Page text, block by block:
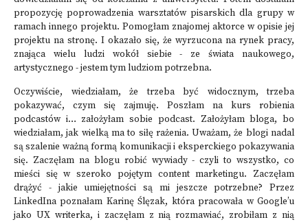
propozycję poprowadzenia warsztatów pisarskich dla grupy w
ramach innego projektu. Pomogłam znajomej aktorce w opisie jej
projektu na stronę. I okazało się, że wyrzucona na rynek pracy,
znająca wielu ludzi wokół siebie - ze świata naukowego,
artystycznego - jestem tym ludziom potrzebna.
Oczywiście, wiedziałam, że trzeba być widocznym, trzeba
pokazywać, czym się zajmuję. Poszłam na kurs robienia
podcastów i… założyłam sobie podcast. Założyłam bloga, bo
wiedziałam, jak wielką ma to siłę rażenia. Uważam, że blogi nadal
są szalenie ważną formą komunikacji i eksperckiego pokazywania
się. Zaczęłam na blogu robić wywiady - czyli to wszystko, co
mieści się w szeroko pojętym content marketingu. Zaczęłam
drążyć - jakie umiejętności są mi jeszcze potrzebne? Przez
LinkedIna poznałam Karinę Ślęzak, która pracowała w Google’u
jako UX writerka, i zaczęłam z nią rozmawiać, zrobiłam z nią